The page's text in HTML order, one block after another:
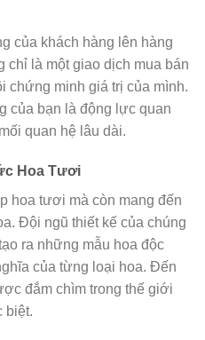
của khách hàng lên hàng
chỉ là một giao dịch mua bán
chứng minh giá trị của mình.
của bạn là động lực quan
quan hệ lâu dài.
Hoa Tươi
hoa tươi mà còn mang đến
Đội ngũ thiết kế của chúng
ra những mẫu hoa độc
của từng loại hoa. Đến
đắm chìm trong thế giới
biệt.